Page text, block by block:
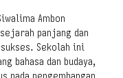
Ambon
panjang dan
Sekolah ini
bahasa dan budaya,